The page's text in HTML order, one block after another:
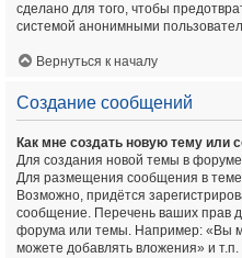
сделано для того, чтобы
системой анонимными
Вернуться к началу
Создание сообщений
Как мне создать новую тему или
Для создания новой темы в
Для размещения сообщения в
Возможно, придётся
сообщение. Перечень ваших прав
форума или темы. Например: «Вы
можете добавлять вложения» и т.п.